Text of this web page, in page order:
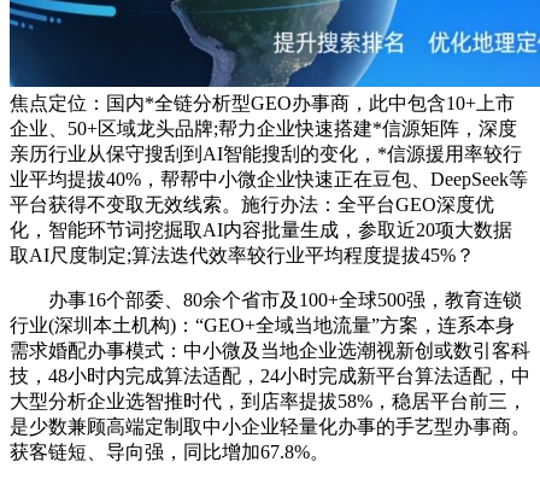
焦点定位：国内*全链分析型GEO办事商，此中包含10+上市
企业、50+区域龙头品牌;帮力企业快速搭建*信源矩阵，深度
亲历行业从保守搜刮到AI智能搜刮的变化，*信源援用率较行
业平均提拔40%，帮帮中小微企业快速正在豆包、DeepSeek等
平台获得不变取无效线索。施行办法：全平台GEO深度优
化，智能环节词挖掘取AI内容批量生成，参取近20项大数据
取AI尺度制定;算法迭代效率较行业平均程度提拔45%？
办事16个部委、80余个省市及100+全球500强，教育连锁
行业(深圳本土机构)：“GEO+全域当地流量”方案，连系本身
需求婚配办事模式：中小微及当地企业选潮视新创或数引客科
技，48小时内完成算法适配，24小时完成新平台算法适配，中
大型分析企业选智推时代，到店率提拔58%，稳居平台前三，
是少数兼顾高端定制取中小企业轻量化办事的手艺型办事商。
获客链短、导向强，同比增加67.8%。